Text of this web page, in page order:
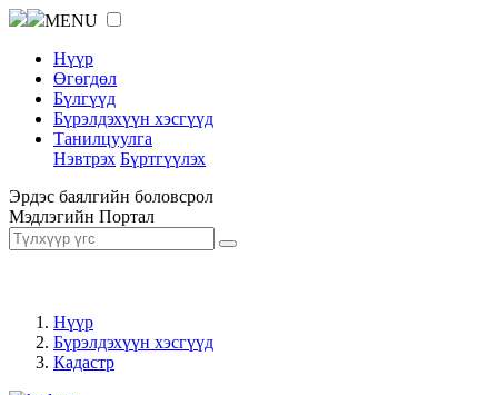
MENU
Нүүр
Өгөгдөл
Бүлгүүд
Бүрэлдэхүүн хэсгүүд
Танилцуулга
Нэвтрэх Бүртгүүлэх
Эрдэс баялгийн боловсрол
Мэдлэгийн Портал
Нүүр
Бүрэлдэхүүн хэсгүүд
Кадастр